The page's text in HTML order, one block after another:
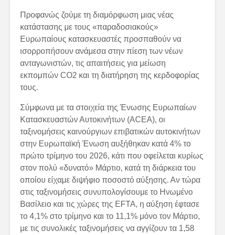
Προφανώς ζούμε τη διαμόρφωση μιας νέας
κατάστασης με τους «παραδοσιακούς»
Ευρωπαίους κατασκευαστές προσπαθούν να
ισορροπήσουν ανάμεσα στην πίεση των νέων
ανταγωνιστών, τις απαιτήσεις για μείωση
εκπομπών CO2 και τη διατήρηση της κερδοφορίας
τους.
Σύμφωνα με τα στοιχεία της Ένωσης Ευρωπαίων
Κατασκευαστών Αυτοκινήτων (ACEA), οι
ταξινομήσεις καινούργιων επιβατικών αυτοκινήτων
στην Ευρωπαϊκή Ένωση αυξήθηκαν κατά 4% το
πρώτο τρίμηνο του 2026, κάτι που οφείλεται κυρίως
στον πολύ «δυνατό» Μάρτιο, κατά τη διάρκεια του
οποίου είχαμε διψήφιο ποσοστό αύξησης. Αν τώρα
στις ταξινομήσεις συνυπολογίσουμε το Ηνωμένο
Βασίλειο και τις χώρες της EFTA, η αύξηση έφτασε
το 4,1% στο τρίμηνο και το 11,1% μόνο τον Μάρτιο,
με τις συνολικές ταξινομήσεις να αγγίζουν τα 1,58